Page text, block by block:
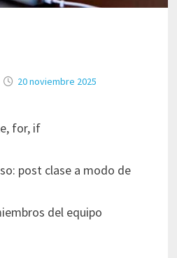
20 noviembre 2025
for, if
post clase a modo de
del equipo